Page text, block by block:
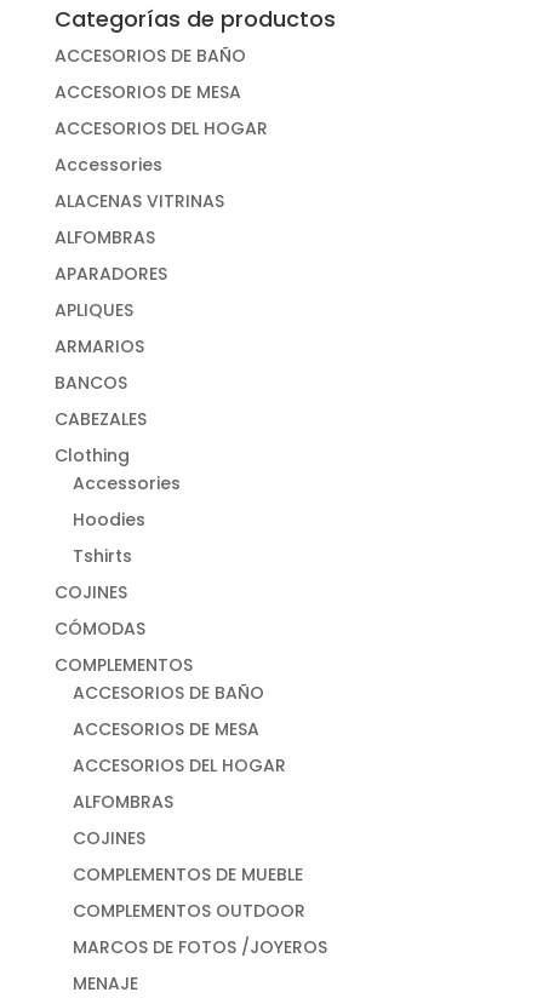
Categorías de productos
ACCESORIOS DE BAÑO
ACCESORIOS DE MESA
ACCESORIOS DEL HOGAR
Accessories
ALACENAS VITRINAS
ALFOMBRAS
APARADORES
APLIQUES
ARMARIOS
BANCOS
CABEZALES
Clothing
Accessories
Hoodies
Tshirts
COJINES
CÓMODAS
COMPLEMENTOS
ACCESORIOS DE BAÑO
ACCESORIOS DE MESA
ACCESORIOS DEL HOGAR
ALFOMBRAS
COJINES
COMPLEMENTOS DE MUEBLE
COMPLEMENTOS OUTDOOR
MARCOS DE FOTOS /JOYEROS
MENAJE